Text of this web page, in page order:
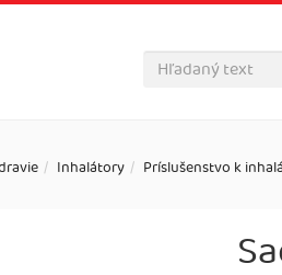
Inhalátory Príslušenstvo k